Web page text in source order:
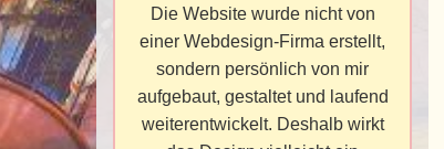
Die Website wurde nicht von
einer Webdesign-Firma erstellt,
sondern persönlich von mir
aufgebaut, gestaltet und laufend
weiterentwickelt. Deshalb wirkt